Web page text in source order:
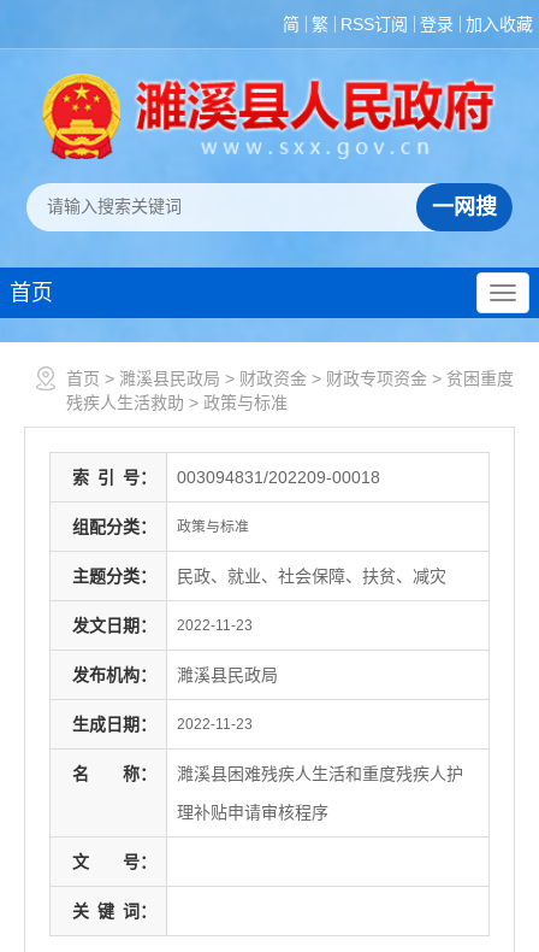
简 繁 RSS订阅 登录 加入收藏
首页
首页 > 濉溪县民政局 > 财政资金 > 财政专项资金 > 贫困重度
残疾人生活救助 > 政策与标准
索 引 号： 003094831/202209-00018
组配分类： 政策与标准
主题分类： 民政、就业、社会保障、扶贫、减灾
发文日期： 2022-11-23
发布机构： 濉溪县民政局
生成日期： 2022-11-23
名 称：
濉溪县困难残疾人生活和重度残疾人护
理补贴申请审核程序
文 号：
关 键 词：